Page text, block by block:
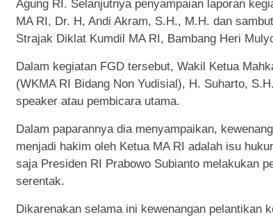
Agung RI. Selanjutnya penyampaian laporan
MA RI, Dr. H, Andi Akram, S.H., M.H. dan
Strajak Diklat Kumdil MA RI, Bambang Heri
Dalam kegiatan FGD tersebut, Wakil Ketua
(WKMA RI Bidang Non Yudisial), H. Suharto,
speaker atau pembicara utama.
Dalam paparannya dia menyampaikan,
menjadi hakim oleh Ketua MA RI adalah isu
saja Presiden RI Prabowo Subianto melakukan
serentak.
Dikarenakan selama ini kewenangan pelantikan